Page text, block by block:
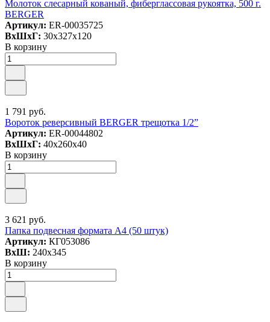
Молоток слесарный кованый, фиберглассовая рукоятка, 500 г.
BERGER
Артикул: ER-00035725
ВxШxГ: 30x327x120
В корзину
1 791 руб.
Вороток реверсивный BERGER трещотка 1/2”
Артикул: ER-00044802
ВxШxГ: 40x260x40
В корзину
3 621 руб.
Папка подвесная формата А4 (50 штук)
Артикул: КГ053086
ВxШ: 240x345
В корзину